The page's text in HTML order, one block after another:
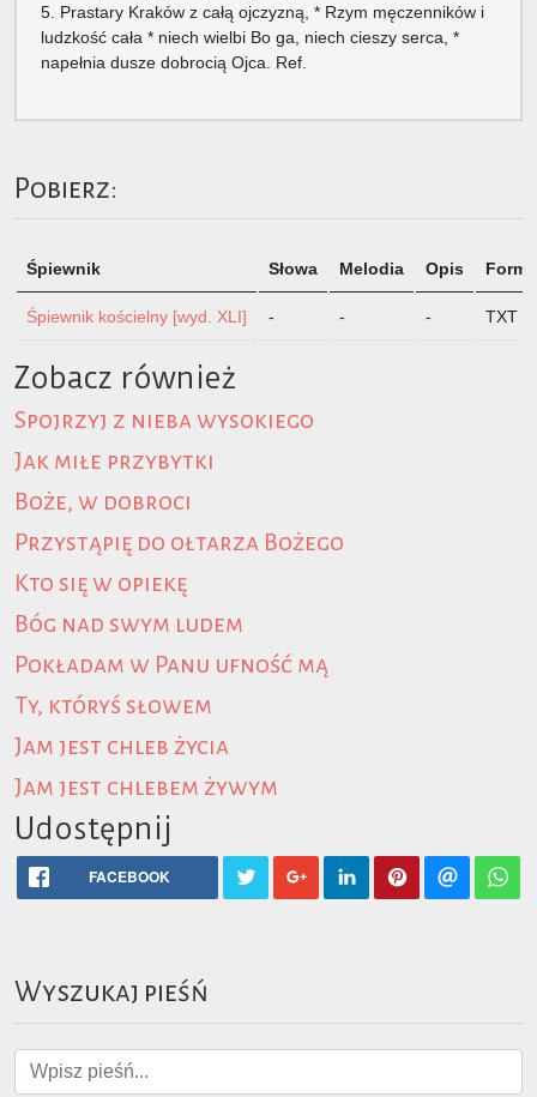
5. Prastary Kraków z całą ojczyzną, * Rzym męczenników i
ludzkość cała * niech wielbi Bo ga, niech cieszy serca, *
napełnia dusze dobrocią Ojca. Ref.
Pobierz:
Śpiewnik Słowa Melodia Opis
Śpiewnik kościelny [wyd. XLI] - - - TXT
Zobacz również
Spojrzyj z nieba wysokiego
Jak miłe przybytki
Boże, w dobroci
Przystąpię do ołtarza Bożego
Kto się w opiekę
Bóg nad swym ludem
Pokładam w Panu ufność mą
Ty, któryś słowem
Jam jest chleb życia
Jam jest chlebem żywym
Udostępnij
FACEBOOK
Wyszukaj pieśń